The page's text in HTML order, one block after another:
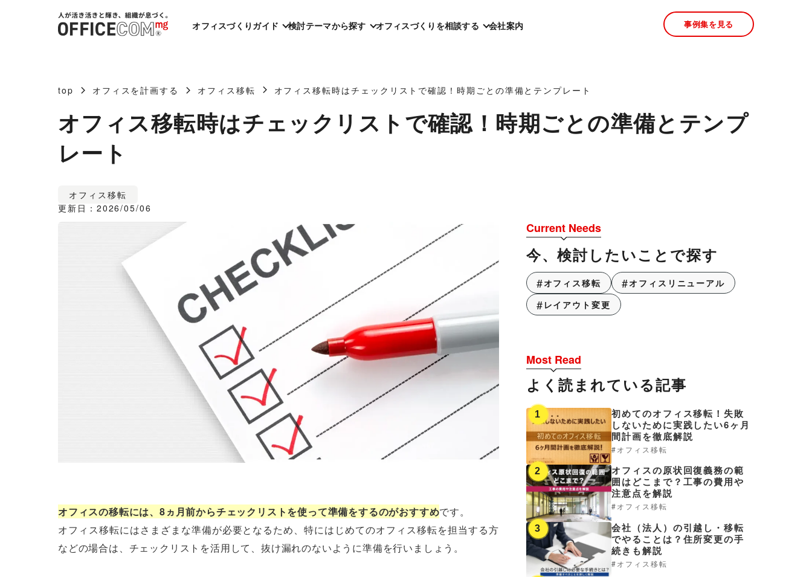
オフィスづくりガイド 検討テーマから探す オフィスづくりを相談する 会社案内 事例集を見る
top オフィスを計画する オフィス移転 オフィス移転時はチェックリストで確認！時期ごとの準備とテンプレート
オフィス移転時はチェックリストで確認！時期ごとの準備とテンプ
レート
オフィス移転
更新日：2026/05/06
オフィスの移転には、8ヵ月前からチェックリストを使って準備をするのがおすすめです。
オフィス移転にはさまざまな準備が必要となるため、特にはじめてのオフィス移転を担当する方
などの場合は、チェックリストを活用して、抜け漏れのないように準備を行いましょう。
Current Needs
今、検討したいことで探す
オフィス移転
オフィスリニューアル
レイアウト変更
Most Read
よく読まれている記事
1
初めてのオフィス移転！失敗
しないために実践したい6ヶ月
間計画を徹底解説
オフィス移転
2
オフィスの原状回復義務の範
囲はどこまで？工事の費用や
注意点を解説
オフィス移転
3
会社（法人）の引越し・移転
でやることは？住所変更の手
続きも解説
オフィス移転